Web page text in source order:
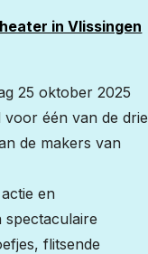
in Vlissingen
25 oktober 2025
voor één van de drie
de makers van
en
spectaculaire
flitsende